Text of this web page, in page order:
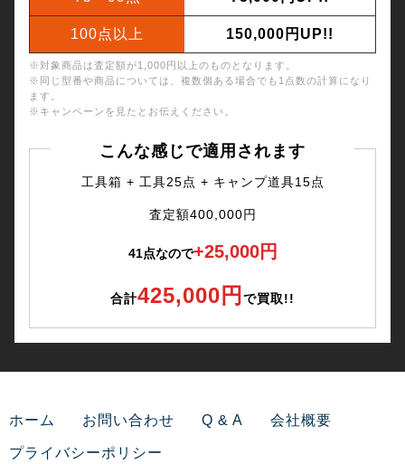
100点以上 150,000円UP!!
※対象商品は査定額が1,000円以上のものとなります。
※同じ型番や商品については、複数個ある場合でも1点数の計算になり
ます。
※キャンペーンを見たとお伝えください。
こんな感じで適用されます
工具箱 + 工具25点 + キャンプ道具15点
査定額400,000円
41点なので+25,000円
合計425,000円 で買取!!
ホーム お問い合わせ Q & A 会社概要
プライバシーポリシー